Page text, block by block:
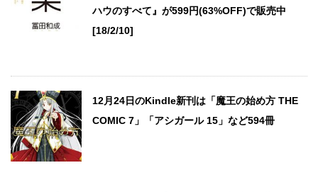
ハウのすべて』が599円(63%OFF)で販売中
[18/2/10]
12月24日のKindle新刊は「魔王の始め方 THE
COMIC 7」「アシガール 15」など594冊